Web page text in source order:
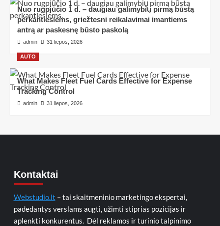
Nuo rugpjūčio 1 d. – daugiau galimybių pirmą būstą
perkantiesiems, griežtesni reikalavimai imantiems
antrą ar paskesnę būsto paskolą
admin 31 liepos, 2026
AUTO
What Makes Fleet Fuel Cards Effective for Expense
Tracking Control
admin 31 liepos, 2026
Kontaktai
Webstudio.lt – tai skaitmeninio marketingo ekspertai,
padedantys verslams augti, užimti stiprias pozicijas ir
aplenkti konkurentus. Dėl reklamos ir turinio talpinimo